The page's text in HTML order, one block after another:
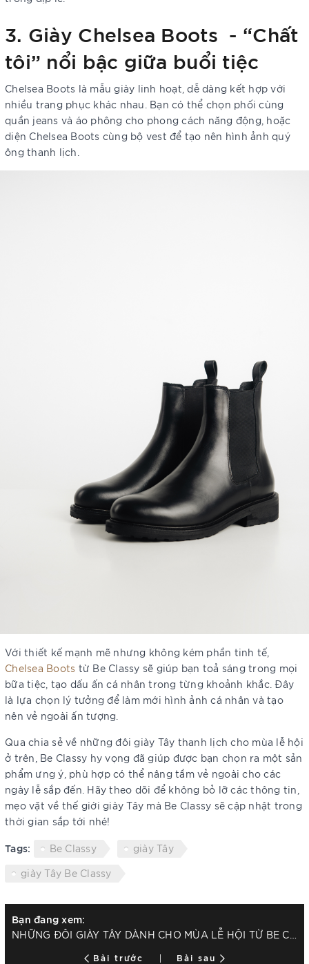
3. Giày Chelsea Boots - “Chất
tôi” nổi bậc giữa buổi tiệc
Chelsea Boots là mẫu giày linh hoạt, dễ dàng kết hợp với
nhiều trang phục khác nhau. Bạn có thể chọn phối cùng
quần jeans và áo phông cho phong cách năng động, hoặc
diện Chelsea Boots cùng bộ vest để tạo nên hình ảnh quý
ông thanh lịch.
Với thiết kế mạnh mẽ nhưng không kém phần tinh tế,
Chelsea Boots từ Be Classy sẽ giúp bạn toả sáng trong mọi
bữa tiệc, tạo dấu ấn cá nhân trong từng khoảnh khắc. Đây
là lựa chọn lý tưởng để làm mới hình ảnh cá nhân và tạo
nên vẻ ngoài ấn tượng.
Qua chia sẻ về những đôi giày Tây thanh lịch cho mùa lễ hội
ở trên, Be Classy hy vọng đã giúp được bạn chọn ra một sản
phẩm ưng ý, phù hợp có thể nâng tầm vẻ ngoài cho các
ngày lễ sắp đến. Hãy theo dõi để không bỏ lỡ các thông tin,
mẹo vặt về thế giới giày Tây mà Be Classy sẽ cập nhật trong
thời gian sắp tới nhé!
Tags: Be Classy
giày Tây
giày Tây Be Classy
Bạn đang xem:
Bài trước Bài sau